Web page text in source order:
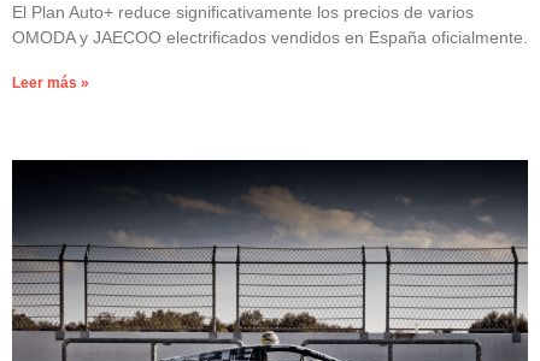
El Plan Auto+ reduce significativamente los precios de varios
OMODA y JAECOO electrificados vendidos en España oficialmente.
Leer más »